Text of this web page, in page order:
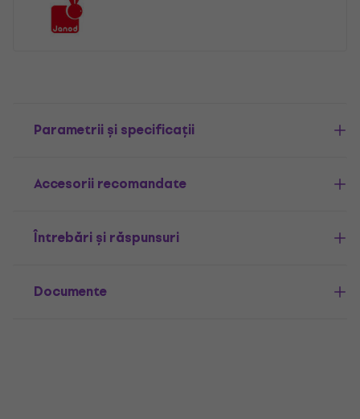
Parametrii și specificații
Accesorii recomandate
Întrebări și răspunsuri
Documente